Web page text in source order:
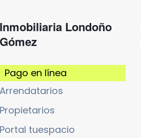
Inmobiliaria Londoño
Gómez
Pago en línea
Arrendatarios
Propietarios
Portal tuespacio